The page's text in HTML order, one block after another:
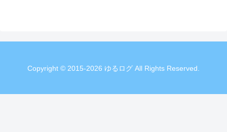
Copyright © 2015-2026 ゆるログ All Rights Reserved.